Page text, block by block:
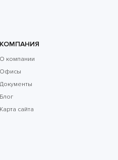
КОМПАНИЯ
О компании
Офисы
Документы
Блог
Карта сайта